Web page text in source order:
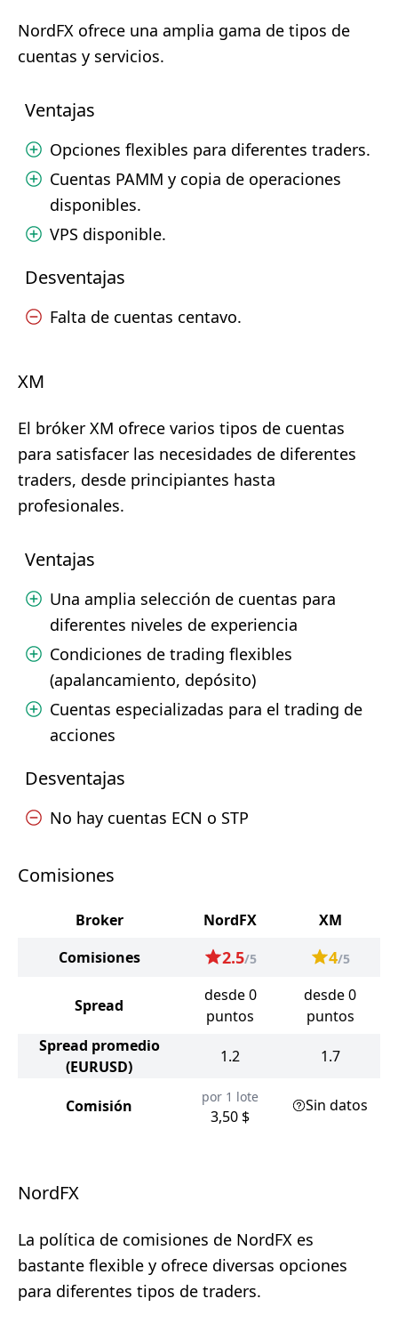
NordFX ofrece una amplia gama de tipos de
cuentas y servicios.
Ventajas
Opciones flexibles para diferentes traders.
Cuentas PAMM y copia de operaciones
disponibles.
VPS disponible.
Desventajas
Falta de cuentas centavo.
XM
El bróker XM ofrece varios tipos de cuentas
para satisfacer las necesidades de diferentes
traders, desde principiantes hasta
profesionales.
Ventajas
Una amplia selección de cuentas para
diferentes niveles de experiencia
Condiciones de trading flexibles
(apalancamiento, depósito)
Cuentas especializadas para el trading de
acciones
Desventajas
No hay cuentas ECN o STP
Comisiones
Broker NordFX
XM
Comisiones
2.5/5 4/5
Spread
desde 0
puntos
desde 0
puntos
Spread promedio
(EURUSD)
1.2 1.7
Comisión por 1 lote
3,50 $
Sin datos
NordFX
La política de comisiones de NordFX es
bastante flexible y ofrece diversas opciones
para diferentes tipos de traders.